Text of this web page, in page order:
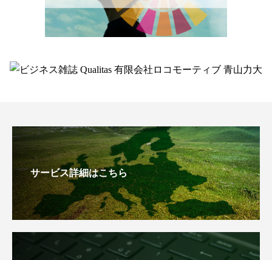
サービス詳細はこちら